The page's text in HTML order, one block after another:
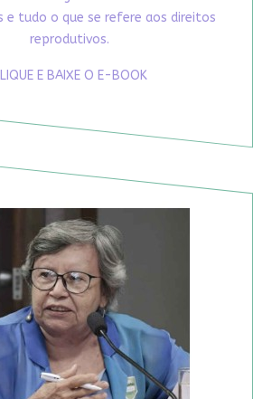
e tudo o que se refere aos direitos
reprodutivos.
E BAIXE O E-BOOK